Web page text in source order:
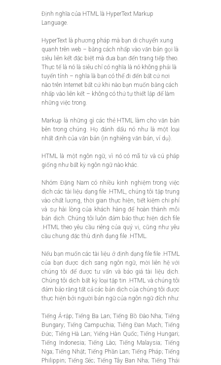
Định nghĩa của HTML là HyperText Markup
Language.
HyperText là phương pháp mà bạn di chuyển xung
quanh trên web – bằng cách nhấp vào văn bản gọi là
siêu liên kết đặc biệt mà đưa bạn đến trang tiếp theo.
Thực tế là nó là siêu chỉ có nghĩa là nó không phải là
tuyến tính – nghĩa là bạn có thể đi đến bất cứ nơi
nào trên Internet bất cứ khi nào bạn muốn bằng cách
nhấp vào liên kết – không có thứ tự thiết lập để làm
những việc trong.
Markup là những gì các thẻ HTML làm cho văn bản
bên trong chúng. Họ đánh dấu nó như là một loại
nhất định của văn bản (in nghiêng văn bản, ví dụ).
HTML là một ngôn ngữ, vì nó có mã từ và cú pháp
giống như bất kỳ ngôn ngữ nào khác.
Nhóm Đặng Nam có nhiều kinh nghiệm trong việc
dịch các tài liệu dạng file .HTML, chúng tôi tập trung
vào chất lượng, thời gian thực hiện, tiết kiệm chi phí
và sự hài lòng của khách hàng để hoàn thành mỗi
bản dịch. Chúng tôi luôn đảm bảo thực hiện dịch file
.HTML theo yêu cầu riêng của quý vị, cũng như yêu
cầu chung đặc thù định dạng file .HTML.
Nếu bạn muốn các tài liệu ở định dạng file file .HTML
của bạn được dịch sang ngôn ngữ, mời liên hệ với
chúng tôi để được tư vấn và báo giá tài liệu dịch.
Chúng tôi dịch bất kỳ loại tập tin .HTML và chúng tôi
đảm bảo rằng tất cả các bản dịch của chúng tôi được
thực hiện bởi người bản ngữ của ngôn ngữ đích như:
Tiếng Ả-rập; Tiếng Ba Lan; Tiếng Bồ Đào Nha; Tiếng
Bungary; Tiếng Campuchia; Tiếng Đan Mạch; Tiếng
Đức; Tiếng Hà Lan; Yiếng Hàn Quốc; Tiếng Hungari;
Tiếng Indonesia; Tiếng Lào; Tiếng Malaysia; Tiếng
Nga; Tiếng Nhật; Tiếng Phần Lan; Tiếng Pháp; Tiếng
Philippin; Tiếng Séc; Tiếng Tây Ban Nha; Tiếng Thái